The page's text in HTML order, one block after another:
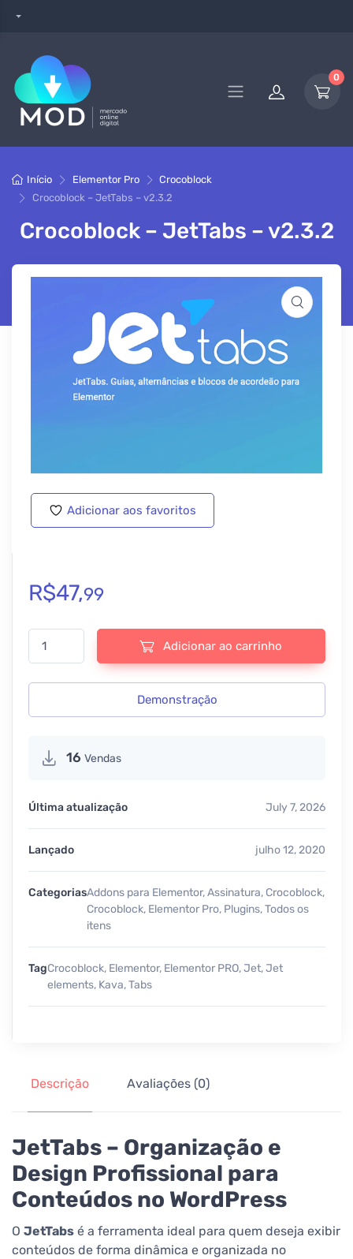
0
Início Elementor Pro
Crocoblock
Crocoblock – JetTabs – v2.3.2
Crocoblock – JetTabs – v2.3.2
Adicionar aos favoritos
R$47,99
Crocoblock - JetTabs - v2.3.2 quantidade
Adicionar ao carrinho
Demonstração
16 Vendas
Última atualização July 7, 2026
Lançado julho 12, 2020
CategoriasAddons para Elementor,Assinatura, Crocoblock,
Crocoblock, Elementor Pro, Plugins,Todos os
itens
TagCrocoblock, Elementor, Elementor PRO,Jet,Jet
elements, Kava,Tabs
Descrição Avaliações (0)
JetTabs – Organização e
Design Profissional para
Conteúdos no WordPress
O JetTabs é a ferramenta ideal para quem deseja exibir
conteúdos de forma dinâmica e organizada no